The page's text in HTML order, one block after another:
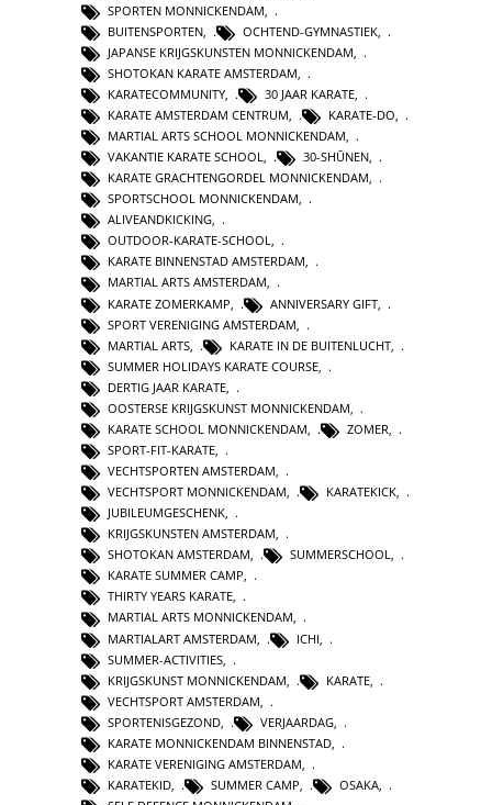
SPORTEN MONNICKENDAM
BUITENSPORTEN
OCHTEND-GYMNASTIEK
JAPANSE KRIJGSKUNSTEN MONNICKENDAM
SHOTOKAN KARATE AMSTERDAM
KARATECOMMUNITY
30 JAAR KARATE
KARATE AMSTERDAM CENTRUM
KARATE-DO
MARTIAL ARTS SCHOOL MONNICKENDAM,
VAKANTIE KARATE SCHOOL, 30-SHŪNEN,
KARATE GRACHTENGORDEL MONNICKENDAM,
SPORTSCHOOL MONNICKENDAM,
ALIVEANDKICKING,
OUTDOOR-KARATE-SCHOOL,
KARATE BINNENSTAD AMSTERDAM,
MARTIAL ARTS AMSTERDAM,
KARATE ZOMERKAMP
ANNIVERSARY GIFT
SPORT VERENIGING AMSTERDAM
MARTIAL ARTS
KARATE IN DE BUITENLUCHT
SUMMER HOLIDAYS KARATE COURSE
DERTIG JAAR KARATE
OOSTERSE KRIJGSKUNST MONNICKENDAM
KARATE SCHOOL MONNICKENDAM
ZOMER
SPORT-FIT-KARATE
VECHTSPORTEN AMSTERDAM,
VECHTSPORT MONNICKENDAM, KARATEKICK,
JUBILEUMGESCHENK,
KRIJGSKUNSTEN AMSTERDAM,
SHOTOKAN AMSTERDAM, SUMMERSCHOOL,
KARATE SUMMER CAMP,
THIRTY YEARS KARATE,
MARTIAL ARTS MONNICKENDAM,
MARTIALART AMSTERDAM
ICHI
SUMMER-ACTIVITIES
KRIJGSKUNST MONNICKENDAM
KARATE
VECHTSPORT AMSTERDAM
SPORTENISGEZOND
VERJAARDAG
KARATE MONNICKENDAM BINNENSTAD
KARATE VERENIGING AMSTERDAM
KARATEKID
SUMMER CAMP OSAKA